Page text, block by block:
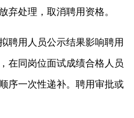
弃处理，取消聘用资格。
聘用人员公示结果影响聘用
在同岗位面试成绩合格人员
序一次性递补。聘用审批或